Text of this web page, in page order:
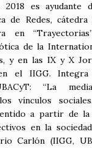
2018 es
de Redes,
en
de la
y en las IX y X
el IIGG.
“La
vínculos
a partir de la
en la sociedad
Carlón (IIGG,